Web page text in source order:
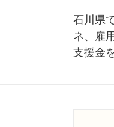
石川県
ネ、雇
支援金